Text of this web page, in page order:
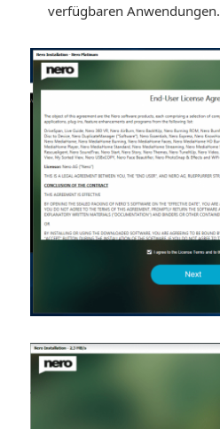
verfügbaren Anwendungen.